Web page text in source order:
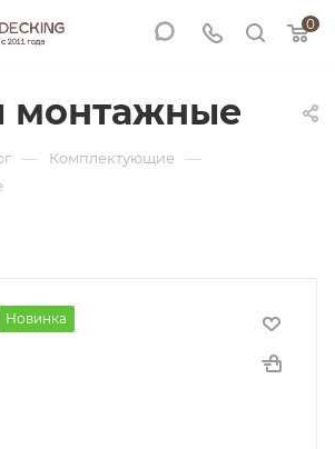
0
монтажные
— Комплектующие —
Новинка